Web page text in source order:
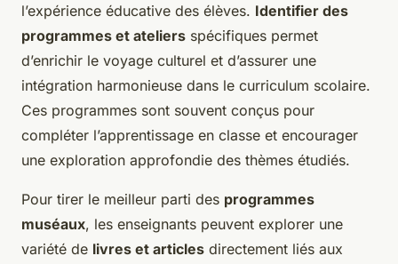
l’expérience éducative des élèves. Identifier des
programmes et ateliers spécifiques permet
d’enrichir le voyage culturel et d’assurer une
intégration harmonieuse dans le curriculum scolaire.
Ces programmes sont souvent conçus pour
compléter l’apprentissage en classe et encourager
une exploration approfondie des thèmes étudiés.
Pour tirer le meilleur parti des programmes
muséaux, les enseignants peuvent explorer une
variété de livres et articles directement liés aux